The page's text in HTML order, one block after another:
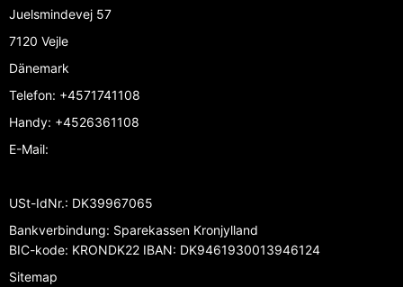
Juelsmindevej 57
7120 Vejle
Dänemark
Telefon: +4571741108
Handy: +4526361108
E-Mail:
USt-IdNr.: DK39967065
Bankverbindung: Sparekassen Kronjylland
BIC-kode: KRONDK22 IBAN: DK9461930013946124
Sitemap